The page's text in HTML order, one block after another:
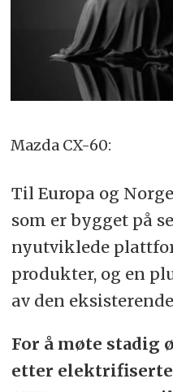
Mazda CX-60:
Til Europa og
som er bygget på
nyutviklede
produkter, og en
av den
For å møte stadig
etter